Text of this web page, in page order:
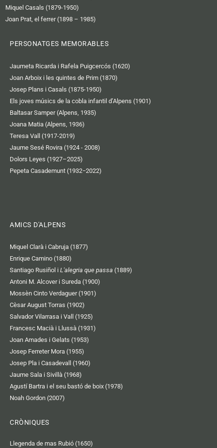
Miquel Casals (1879-1950)
Joan Prat, el ferrer (1898 – 1985)
PERSONATGES MEMORABLES
Jaumeta Ricarda i Rafela Puigcercós (1620)
Joan Arboix i les quintes de Prim (1870)
Josep Plans i Casals (1875-1950)
Els joves músics de la cobla infantil d’Alpens (1901)
Baltasar Samper (Alpens, 1935)
Joana Matia (Alpens, 1936)
Teresa Vall (1917-2019)
Jaume Sesé Rovira (1924 - 2008)
Dolors Leyes (1927–2025)
Pepeta Casademunt (1932−2022)
AMICS D'ALPENS
Miquel Clarà i Cabruja (1877)
Enrique Camino (1880)
Santiago Rusiñol i L'alegria que passa (1889)
Antoni M. Alcover i Sureda (1900)
Mossèn Cinto Verdaguer (1901)
Cèsar August Torras (1902)
Salvador Vilarrasa i Vall (1925)
Francesc Macià i Llussà (1931)
Joan Amades i Gelats (1953)
Josep Ferreter Mora (1955)
Josep Pla i Casadevall (1960)
Jaume Sala i Sivillà (1968)
Agustí Bartra i el seu bastó de boix (1978)
Noah Gordon (2007)
CRÒNIQUES
Llegenda de mas Rubió (1650)